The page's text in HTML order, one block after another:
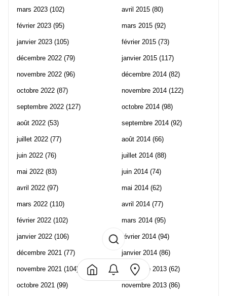
mars 2023 (102)
février 2023 (95)
janvier 2023 (105)
décembre 2022 (79)
novembre 2022 (96)
octobre 2022 (87)
septembre 2022 (127)
août 2022 (53)
juillet 2022 (77)
juin 2022 (76)
mai 2022 (83)
avril 2022 (97)
mars 2022 (110)
février 2022 (102)
janvier 2022 (106)
décembre 2021 (77)
novembre 2021 (104)
octobre 2021 (99)
avril 2015 (80)
mars 2015 (92)
février 2015 (73)
janvier 2015 (117)
décembre 2014 (82)
novembre 2014 (122)
octobre 2014 (98)
septembre 2014 (92)
août 2014 (66)
juillet 2014 (88)
juin 2014 (74)
mai 2014 (62)
avril 2014 (77)
mars 2014 (95)
février 2014 (94)
janvier 2014 (86)
décembre 2013 (62)
novembre 2013 (86)